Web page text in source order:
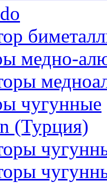
медно-
чугунные
(Турция)